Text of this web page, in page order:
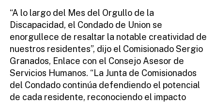
“A lo largo del Mes del Orgullo de la
Discapacidad, el Condado de Union se
enorgullece de resaltar la notable creatividad de
nuestros residentes”, dijo el Comisionado Sergio
Granados, Enlace con el Consejo Asesor de
Servicios Humanos. “La Junta de Comisionados
del Condado continúa defendiendo el potencial
de cada residente, reconociendo el impacto